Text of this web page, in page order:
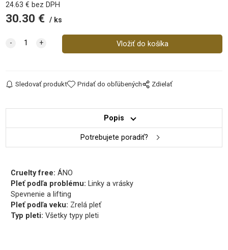
24.63 € bez DPH
30.30 € ks
Sledovať produkt Pridať do obľúbených Zdielať
Popis
Potrebujete poradiť?
Cruelty free:ÁNO
Pleť podľa problému:Linky a vrásky
Spevnenie a lifting
Pleť podľa veku: Zrelá pleť
Typ pleti:Všetky typy pleti